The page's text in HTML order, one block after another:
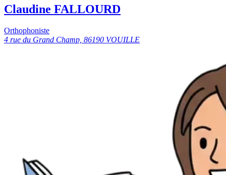
Claudine FALLOURD
Orthophoniste
4 rue du Grand Champ, 86190 VOUILLE